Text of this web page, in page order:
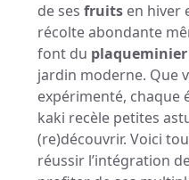
de ses fruits en hiver
récolte abondante
font du plaqueminier
jardin moderne. Que
expérimenté, chaque
kaki recèle petites
(re)découvrir. Voici
réussir l’intégration